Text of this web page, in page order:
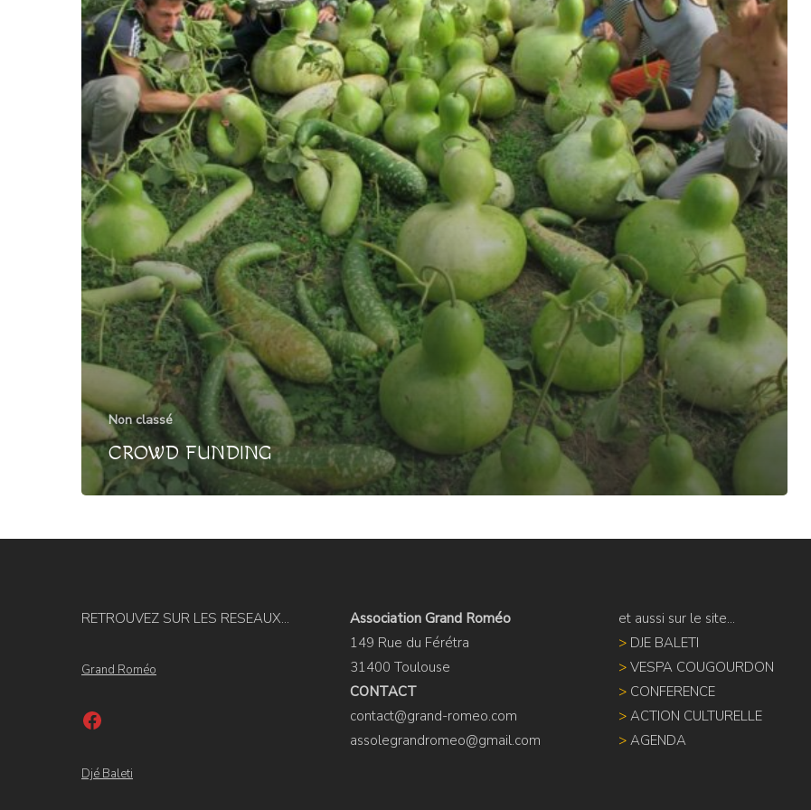
Non classé
CROWD FUNDING
RETROUVEZ SUR LES RESEAUX...
Grand Roméo
Djé Baleti
Association Grand Roméo
149 Rue du Férétra
31400 Toulouse
CONTACT
contact@grand-romeo.com
assolegrandromeo@gmail.com
et aussi sur le site...
> DJE BALETI
> VESPA COUGOURDON
> CONFERENCE
> ACTION CULTURELLE
> AGENDA